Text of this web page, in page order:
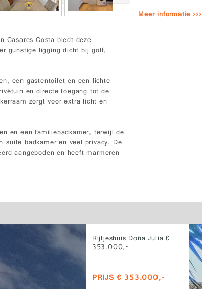
Meer informatie ›››
Casares Costa biedt deze
gunstige ligging dicht bij golf,
een gastentoilet en een lichte
en directe toegang tot de
zorgt voor extra licht en
en een familiebadkamer, terwijl de
suite badkamer en veel privacy. De
aangeboden en heeft marmeren
Rijtjeshuis Doña Julia €
353.000,-
PRIJS € 353.000,-